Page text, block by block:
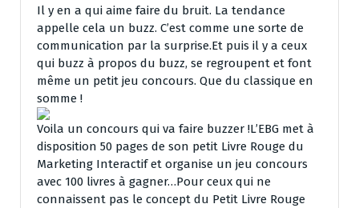
Il y en a qui aime faire du bruit. La tendance
appelle cela un buzz. C’est comme une sorte de
communication par la surprise.Et puis il y a ceux
qui buzz à propos du buzz, se regroupent et font
même un petit jeu concours. Que du classique en
somme !
Voila un concours qui va faire buzzer !L’EBG met à
disposition 50 pages de son petit Livre Rouge du
Marketing Interactif et organise un jeu concours
avec 100 livres à gagner…Pour ceux qui ne
connaissent pas le concept du Petit Livre Rouge